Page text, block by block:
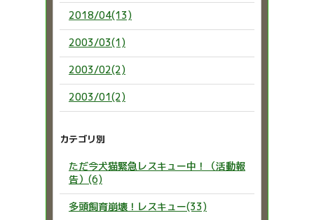
2018/04(13)
2003/03(1)
2003/02(2)
2003/01(2)
カテゴリ別
ただ今犬猫緊急レスキュー中！（活動報
告）(6)
多頭飼育崩壊！レスキュー(33)